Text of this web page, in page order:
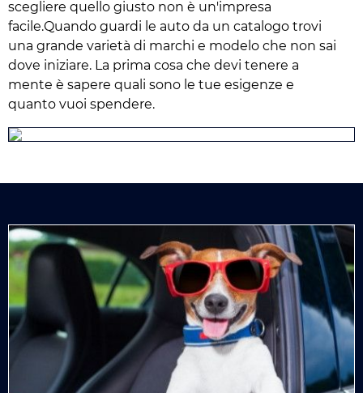
scegliere quello giusto non è un'impresa
facile.Quando guardi le auto da un catalogo trovi
una grande varietà di marchi e modelo che non sai
dove iniziare. La prima cosa che devi tenere a
mente è sapere quali sono le tue esigenze e
quanto vuoi spendere.